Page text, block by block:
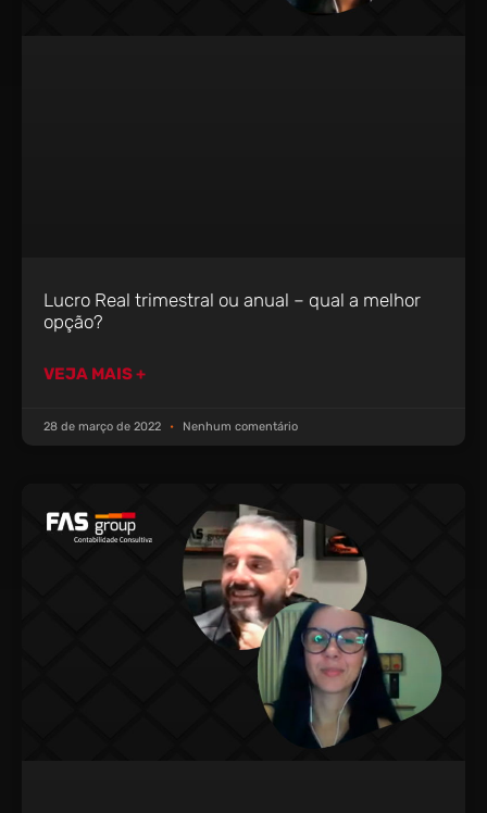
Lucro Real trimestral ou anual – qual a melhor
opção?
VEJA MAIS +
28 de março de 2022 Nenhum comentário